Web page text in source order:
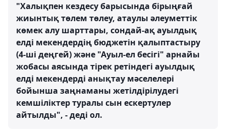
"Халықпен кездесу барысында бірыңғай
жиынтық төлем төлеу, атаулы әлеуметтік
көмек алу шарттары, сондай-ақ ауылдық
елді мекендердің бюджетін қалыптастыру
(4-ші деңгей) және "Ауыл-ел бесігі" арнайы
жобасы аясында тірек ретіндегі ауылдық
елді мекендерді анықтау мәселелері
бойынша заңнаманы жетілдірілудегі
кемшіліктер туралы сын ескертулер
айтылды", - деді ол.